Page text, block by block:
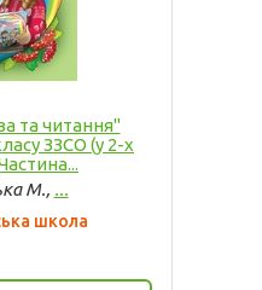
та читання"
ЗЗСО (у 2-х
М., ...
школа